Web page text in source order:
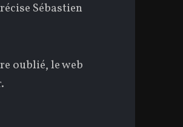
Sébastien
oublié, le web